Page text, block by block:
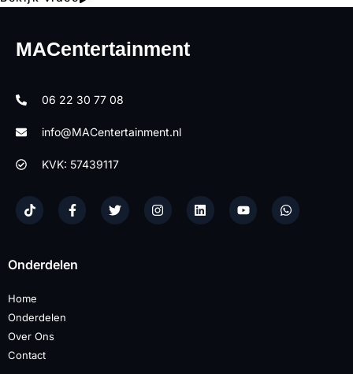
MACentertainment
06 22 30 77 08
info@MACentertainment.nl
KVK: 57439117
Onderdelen
Home
Onderdelen
Over Ons
Contact